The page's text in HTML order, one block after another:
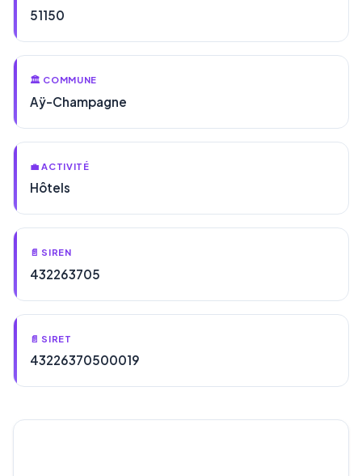
51150
🏛️ COMMUNE
Aÿ-Champagne
💼 ACTIVITÉ
Hôtels
📄 SIREN
432263705
📄 SIRET
43226370500019